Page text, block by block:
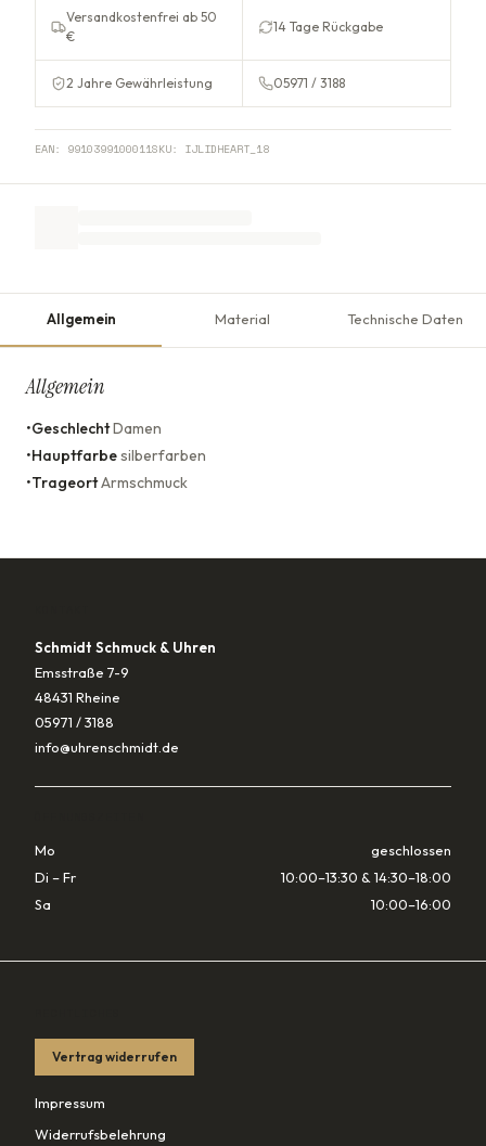
Versandkostenfrei ab 50
€
14 Tage Rückgabe
2 Jahre Gewährleistung 05971 / 3188
EAN: 9910399100011SKU: IJLIDHEART_18
Allgemein Material Technische Daten
Allgemein
•GeschlechtDamen
•Hauptfarbesilberfarben
•TrageortArmschmuck
Schmidt Schmuck & Uhren
Emsstraße 7-9
48431 Rheine
05971 / 3188
info@uhrenschmidt.de
Mo
geschlossen
Di – Fr
10:00–13:30 & 14:30–18:00
Sa
10:00–16:00
Vertrag widerrufen
Impressum
Widerrufsbelehrung